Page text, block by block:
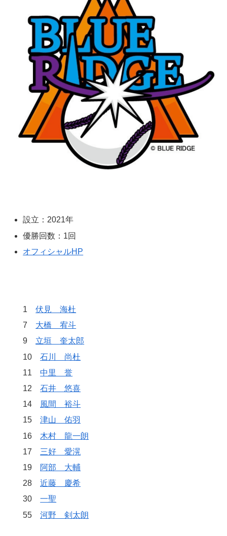
設立：2021年
優勝回数：1回
オフィシャルHP
1伏見 海杜
7 大橋 宥斗
9 立垣 奎太郎
10石川 尚杜
11中里 誉
12石井 悠喜
14
風間 裕斗
15津山 佑羽
16 木村 龍一朗
17 三好 愛滉
19
阿部 大輔
28近藤 慶希
30一聖
55河野 剣太朗